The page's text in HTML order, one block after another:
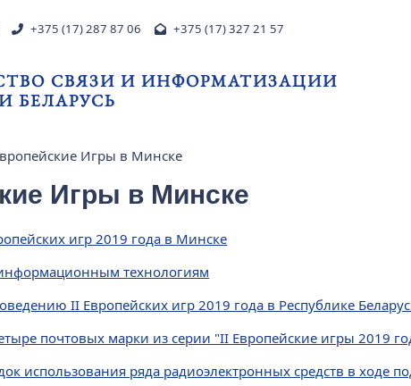
+375 (17) 287 87 06 +375 (17) 327 21 57
СВЯЗИ И ИНФОРМАТИЗАЦИИ
БЕЛАРУСЬ
Игры в Минске
Игры в Минске
игр 2019 года в Минске
технологиям
II Европейских игр 2019 года в Республике
почтовых марки из серии "II Европейские игры 2019
использования ряда радиоэлектронных средств в ходе